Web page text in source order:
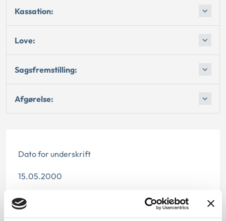
Kassation:
Love:
Sagsfremstilling:
Afgørelse:
Dato for underskrift
15.05.2000
Offentliggørelsesdato